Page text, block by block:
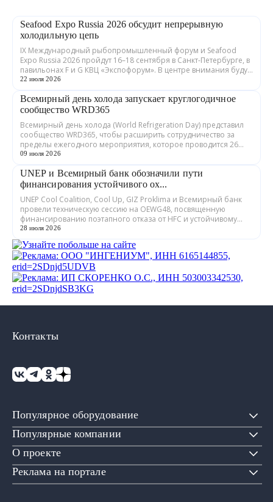
Seafood Expo Russia 2026 обсудит непрерывную
холодильную цепь
IX Международный рыбопромышленный форум и Seafood
Expo Russia 2026 пройдут 16–18 сентября в Санкт-Петербурге, в
павильонах F и G КВЦ «Экспофорум». В центре внимания будут
устойчивые цепочки пос...
22 июля 2026
Всемирный день холода запускает круглогодичное
сообщество WRD365
Всемирный день холода (World Refrigeration Day) представил
сообщество WRD365, чтобы расширить сотрудничество за
пределы ежегодного мероприятия, которое проводится 26
июня. Инициатива объединяет...
09 июля 2026
UNEP и Всемирный банк обозначили пути
финансирования устойчивого ох...
UNEP Cool Coalition, Cool Up, GIZ Proklima и Всемирный банк
провели техническую сессию на OEWG48, посвященную
финансированию поэтапного отказа от HFC и устойчивому
охлаждению. Участники рассмотр...
28 июля 2026
Популярное оборудование
Популярные компании
О проекте
Реклама на портале
Контакты